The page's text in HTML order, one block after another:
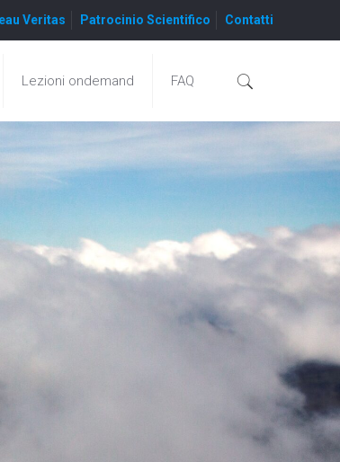
Veritas Patrocinio Scientifico Contatti
Lezioni ondemand FAQ